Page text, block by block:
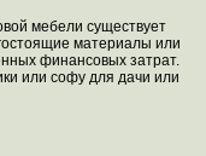
мебели существует
материалы или
финансовых затрат.
или софу для дачи или